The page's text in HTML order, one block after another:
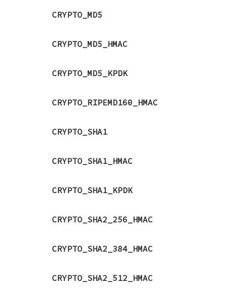
CRYPTO_MD5
CRYPTO_MD5_HMAC
CRYPTO_MD5_KPDK
CRYPTO_RIPEMD160_HMAC
CRYPTO_SHA1
CRYPTO_SHA1_HMAC
CRYPTO_SHA1_KPDK
CRYPTO_SHA2_256_HMAC
CRYPTO_SHA2_384_HMAC
CRYPTO_SHA2_512_HMAC